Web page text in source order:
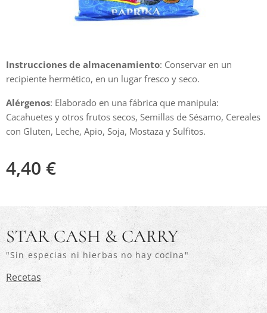
Instrucciones de almacenamiento: Conservar en un
recipiente hermético, en un lugar fresco y seco.
Alérgenos: Elaborado en una fábrica que manipula:
Cacahuetes y otros frutos secos, Semillas de Sésamo, Cereales
con Gluten, Leche, Apio, Soja, Mostaza y Sulfitos.
4,40 €
STAR CASH & CARRY
"Sin especias ni hierbas no hay cocina"
Recetas